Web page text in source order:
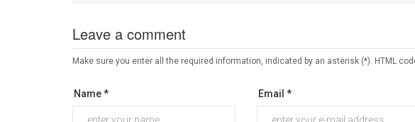
Leave a comment
Make sure you enter all the required information, indicated by an asterisk (*). HTML
Name * Email *